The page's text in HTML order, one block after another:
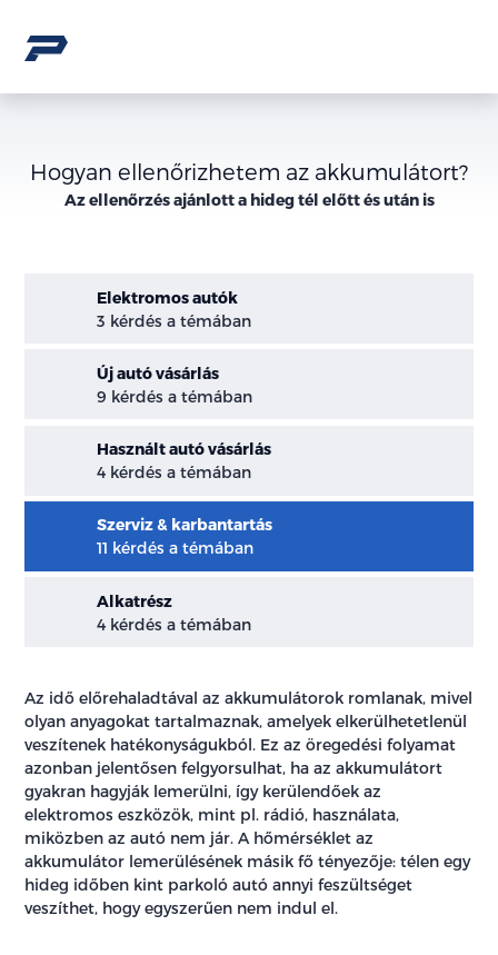
Hogyan ellenőrizhetem az akkumulátort?
Az ellenőrzés ajánlott a hideg tél előtt és után is
Elektromos autók
3 kérdés a témában
Új autó vásárlás
9 kérdés a témában
Használt autó vásárlás
4 kérdés a témában
Szerviz & karbantartás
11 kérdés a témában
Alkatrész
4 kérdés a témában
Az idő előrehaladtával az akkumulátorok romlanak, mivel
olyan anyagokat tartalmaznak, amelyek elkerülhetetlenül
veszítenek hatékonyságukból. Ez az öregedési folyamat
azonban jelentősen felgyorsulhat, ha az akkumulátort
gyakran hagyják lemerülni, így kerülendőek az
elektromos eszközök, mint pl. rádió, használata,
miközben az autó nem jár. A hőmérséklet az
akkumulátor lemerülésének másik fő tényezője: télen egy
hideg időben kint parkoló autó annyi feszültséget
veszíthet, hogy egyszerűen nem indul el.